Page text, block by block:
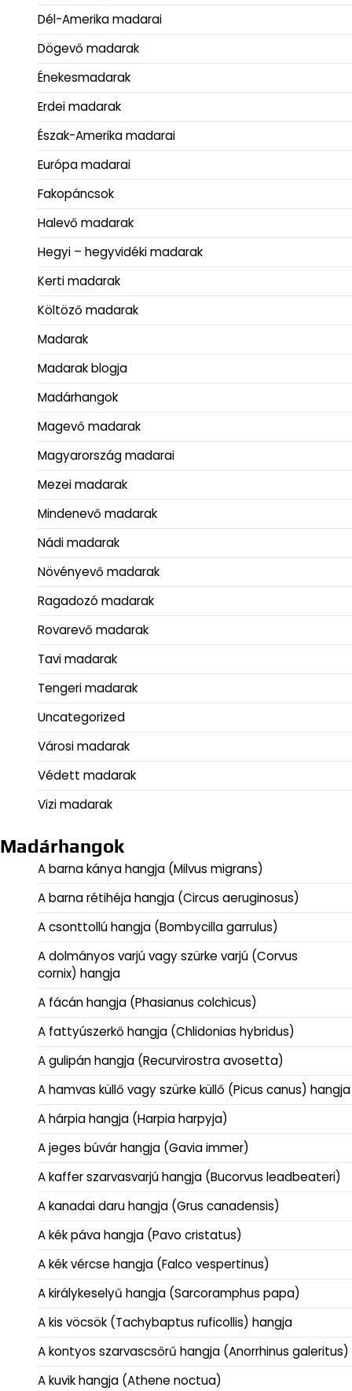
Dél-Amerika madarai
Dögevő madarak
Énekesmadarak
Erdei madarak
Észak-Amerika madarai
Európa madarai
Fakopáncsok
Halevő madarak
Hegyi – hegyvidéki madarak
Kerti madarak
Költöző madarak
Madarak
Madarak blogja
Madárhangok
Magevő madarak
Magyarország madarai
Mezei madarak
Mindenevő madarak
Nádi madarak
Növényevő madarak
Ragadozó madarak
Rovarevő madarak
Tavi madarak
Tengeri madarak
Uncategorized
Városi madarak
Védett madarak
Vizi madarak
Madárhangok
A barna kánya hangja (Milvus migrans)
A barna rétihéja hangja (Circus aeruginosus)
A csonttollú hangja (Bombycilla garrulus)
A dolmányos varjú vagy szürke varjú (Corvus
cornix) hangja
A fácán hangja (Phasianus colchicus)
A fattyúszerkő hangja (Chlidonias hybridus)
A gulipán hangja (Recurvirostra avosetta)
A hamvas küllő vagy szürke küllő (Picus canus) hangja
A hárpia hangja (Harpia harpyja)
A jeges búvár hangja (Gavia immer)
A kaffer szarvasvarjú hangja (Bucorvus leadbeateri)
A kanadai daru hangja (Grus canadensis)
A kék páva hangja (Pavo cristatus)
A kék vércse hangja (Falco vespertinus)
A királykeselyű hangja (Sarcoramphus papa)
A kis vöcsök (Tachybaptus ruficollis) hangja
A kontyos szarvascsőrű hangja (Anorrhinus galeritus)
A kuvik hangja (Athene noctua)